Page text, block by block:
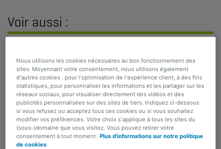
Voir aussi :
Pourquoi souscrire la garantie Vol ?
Que couvre la garantie Vol ?
Où et quand suis-je couvert ?
Que faire en cas de sinistre ?
Quels sont les principaux risques non couverts ?
Nous utilisons les cookies nécessaires au bon fonctionnement des
sites. Moyennant votre consentement, nous utilisons également
d'autres cookies : pour l'optimisation de l'expérience client, à des fins
statistiques, pour personnaliser les informations et les partager sur les
réseaux sociaux, pour visualiser directement des vidéos et des
publicités personnalisées sur des sites de tiers. Indiquez ci-dessous
si vous refusez ou acceptez tous ces cookies ou si vous souhaitez
modifier vos préférences. Votre choix s'applique à tous les sites du
(sous-)domaine que vous visitez. Vous pouvez retirer votre
consentement à tout moment. Plus d'informations sur notre politique
de cookies